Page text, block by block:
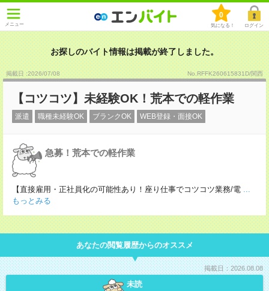
メニュー
0
気になる！ ログイン
お探しのバイト情報は掲載が終了しました。
掲載日 :2026/07/08 No.RFFK260615831D/関西
【コツコツ】未経験OK！荒本での軽作業
派遣 職種未経験OK ブランクOK WEB登録・面接OK
急募！荒本での軽作業
【直接雇用・正社員化の可能性あり！座り仕事でコツコツ業務/電 ...
もっとみる
あなたの閲覧履歴からのオススメ
掲載日：2026.08.08
未読